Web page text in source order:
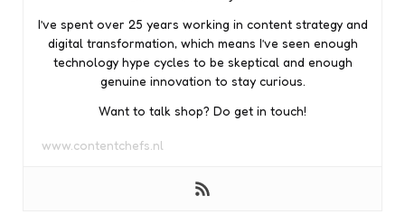
I’ve spent over 25 years working in content strategy and
digital transformation, which means I’ve seen enough
technology hype cycles to be skeptical and enough
genuine innovation to stay curious.
Want to talk shop? Do get in touch!
www.contentchefs.nl